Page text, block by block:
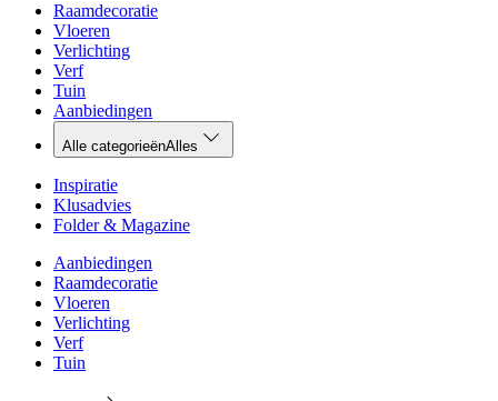
Raamdecoratie
Vloeren
Verlichting
Verf
Tuin
Aanbiedingen
Alle categorieënAlles
Inspiratie
Klusadvies
Folder & Magazine
Aanbiedingen
Raamdecoratie
Vloeren
Verlichting
Verf
Tuin